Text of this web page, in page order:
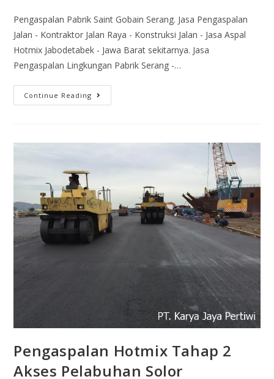
Pengaspalan Pabrik Saint Gobain Serang. Jasa Pengaspalan
Jalan - Kontraktor Jalan Raya - Konstruksi Jalan - Jasa Aspal
Hotmix Jabodetabek - Jawa Barat sekitarnya. Jasa
Pengaspalan Lingkungan Pabrik Serang -…
Continue Reading
Pengaspalan Hotmix Tahap 2
Akses Pelabuhan Solor